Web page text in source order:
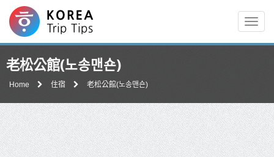
老松公館(노송맨숀)
Home 住宿 老松公館(노송맨숀)